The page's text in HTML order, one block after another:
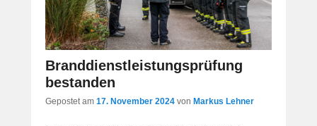
Branddienstleistungsprüfung
bestanden
Gepostet am 17. November 2024 von Markus Lehner